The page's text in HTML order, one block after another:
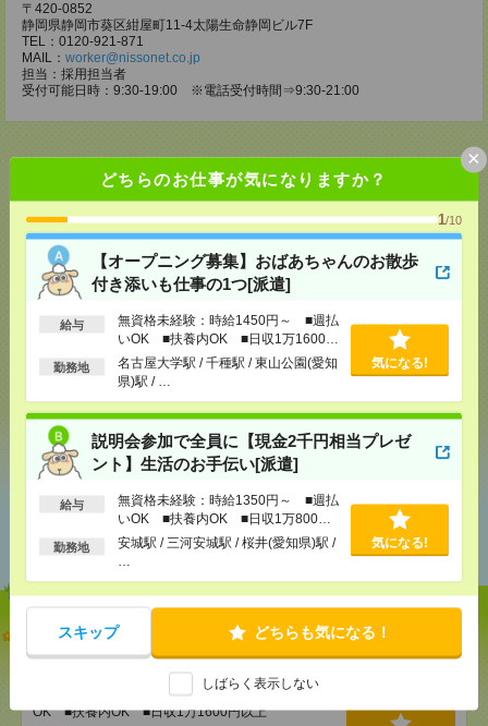
どちらのお仕事が気になりますか？
1/10
【オープニング募集】おばあちゃんのお散歩
付き添いも仕事の1つ[派遣]
給与
無資格未経験：時給1450円～ ■週払
いOK ■扶養内OK ■日収1万1600円
以上
勤務地
名古屋大学駅 / 千種駅 / 東山公園(愛知
県)駅 / …
気になる!
説明会参加で全員に【現金2千円相当プレゼ
ント】生活のお手伝い[派遣]
給与
無資格未経験：時給1350円～ ■週払
いOK ■扶養内OK ■日収1万800円
以上
勤務地
安城駅 / 三河安城駅 / 桜井(愛知県)駅 /
気になる!
スキップ どちらも気になる！
しばらく表示しない
×
〒420-0852
静岡県静岡市葵区紺屋町11-4太陽生命静岡ビル7F
TEL：0120-921-871
MAIL： worker@nissonet.co.jp
担当：採用担当者
受付可能日時：9:30-19:00 ※電話受付時間⇒9:30-21:00
応募ページへ
気になる！
メールで送る LINE で送る
シェア ツイート ブックマーク
あなたの閲覧履歴からの
おすすめ
【オープニング募集】おばあちゃんのお散歩付き添
いも仕事の1つ[派遣]
無資格未経験：時給1450円～ ■週払い
OK ■扶養内OK ■日収1万1600円以上